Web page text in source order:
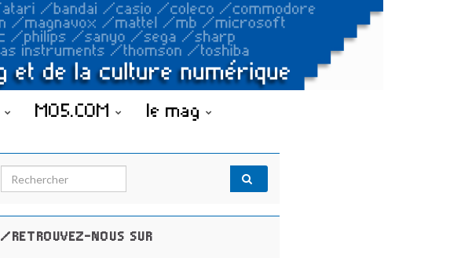
MO5.COM le mag
Search for:
/RETROUVEZ-NOUS SUR